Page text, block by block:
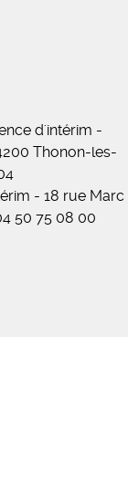
d'intérim -
Thonon-les-
- 18 rue Marc
50 75 08 00